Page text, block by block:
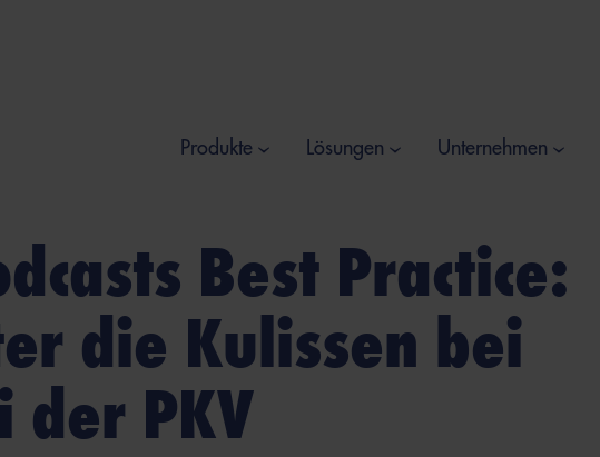
Produkte Lösungen Unternehmen
Best Practice:
die Kulissen bei
der PKV